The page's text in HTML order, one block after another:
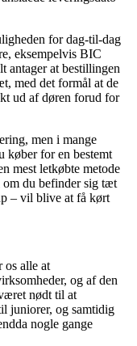
for dag-til-dag
eksempelvis BIC
antager at bestillingen
med det formål at de
ud af døren forud for
men i mange
køber for en bestemt
mest letkøbte metode
du befinder sig tæt
– vil blive at få kørt
os alle at
og af den
nødt til at
juniorer, og samtidig
nogle gange